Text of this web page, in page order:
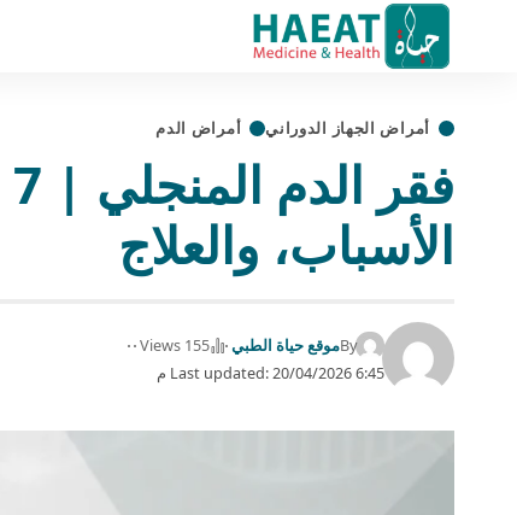
أمراض الجهاز الدوراني أمراض الدم
الأسباب، والعلاج
Last updated: 20/04/2026 6:45 م
Byموقع حياة الطبي 155 Views